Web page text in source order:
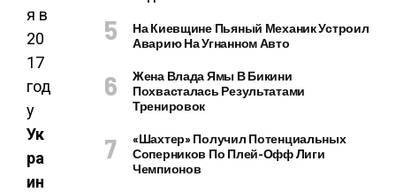
Ук
ра
ин
На Киевщине Пьяный Механик Устроил
Аварию На Угнанном Авто
Жена Влада Ямы В Бикини
Похвасталась Результатами
Тренировок
«Шахтер» Получил Потенциальных
Соперников По Плей-Офф Лиги
Чемпионов